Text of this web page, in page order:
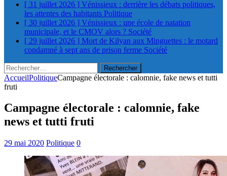
[ 31 juillet 2026 ] Vénissieux : derrière les débats politiques,
les attentes des habitants Politique
[ 30 juillet 2026 ] Vénissieux : une école de natation
municipale, et le CMOV alors ? Société
[ 29 juillet 2026 ] Mort de Kilyan aux Minguettes : le motard
condamné à sept ans de prison ferme Société
Rechercher :
AccueilPolitiqueCampagne électorale : calomnie, fake news et tutti
fruti
Campagne électorale : calomnie, fake
news et tutti fruti
29 mai 2020 Politique 0